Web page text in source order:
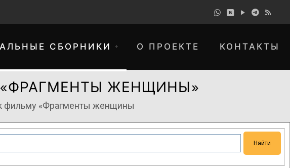
СБОРНИКИ О ПРОЕКТЕ КОНТАКТЫ
ЖЕНЩИНЫ»
фильму «Фрагменты женщины